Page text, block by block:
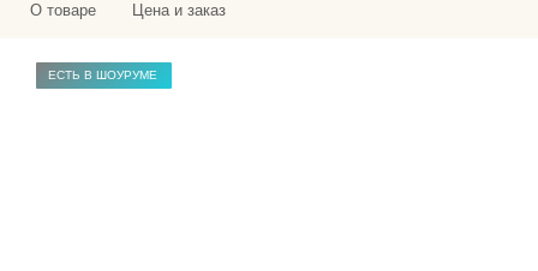
О товаре Цена и заказ
ЕСТЬ В ШОУРУМЕ